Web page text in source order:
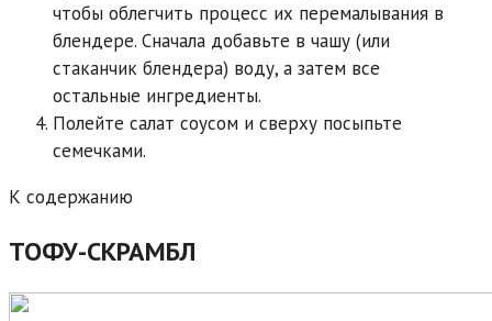
чтобы облегчить процесс их перемалывания в
блендере. Сначала добавьте в чашу (или
стаканчик блендера) воду, а затем все
остальные ингредиенты.
Полейте салат соусом и сверху посыпьте
семечками.
К содержанию
ТОФУ-СКРАМБЛ